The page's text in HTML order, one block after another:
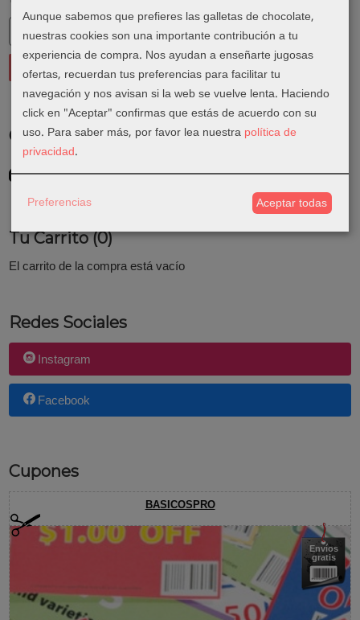
Costes de Envío
Tu Carrito (0)
El carrito de la compra está vacío
Redes Sociales
Instagram
Facebook
Cupones
BASICOSPRO
Envíos
gratis
Aunque sabemos que prefieres las galletas de chocolate,
nuestras cookies son una importante contribución a tu
experiencia de compra. Nos ayudan a enseñarte jugosas
ofertas, recuerdan tus preferencias para facilitar tu
navegación y nos avisan si la web se vuelve lenta. Haciendo
click en "Aceptar" confirmas que estás de acuerdo con su
uso. Para saber más, por favor lea nuestra política de
privacidad.
Preferencias Aceptar todas